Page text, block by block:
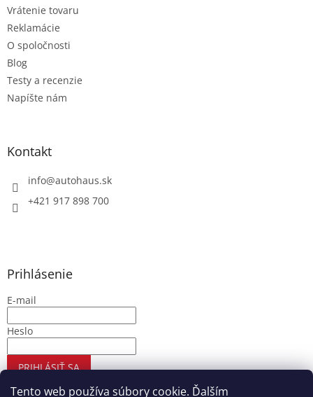
Tento web používa súbory cookie. Ďalším
Vrátenie tovaru
Reklamácie
O spoločnosti
Blog
Testy a recenzie
Napíšte nám
Kontakt
info@autohaus.sk
+421 917 898 700
Prihlásenie
E-mail
Heslo
PRIHLÁSIŤ SA
Nová registrácia Zabudnuté heslo